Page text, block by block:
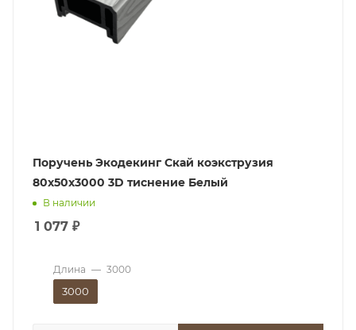
Поручень Экодекинг Скай коэкструзия
80х50х3000 3D тиснение Белый
В наличии
1 077 ₽
Длина — 3000
3000